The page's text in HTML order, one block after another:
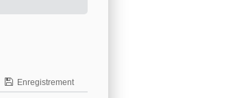
Enregistrement